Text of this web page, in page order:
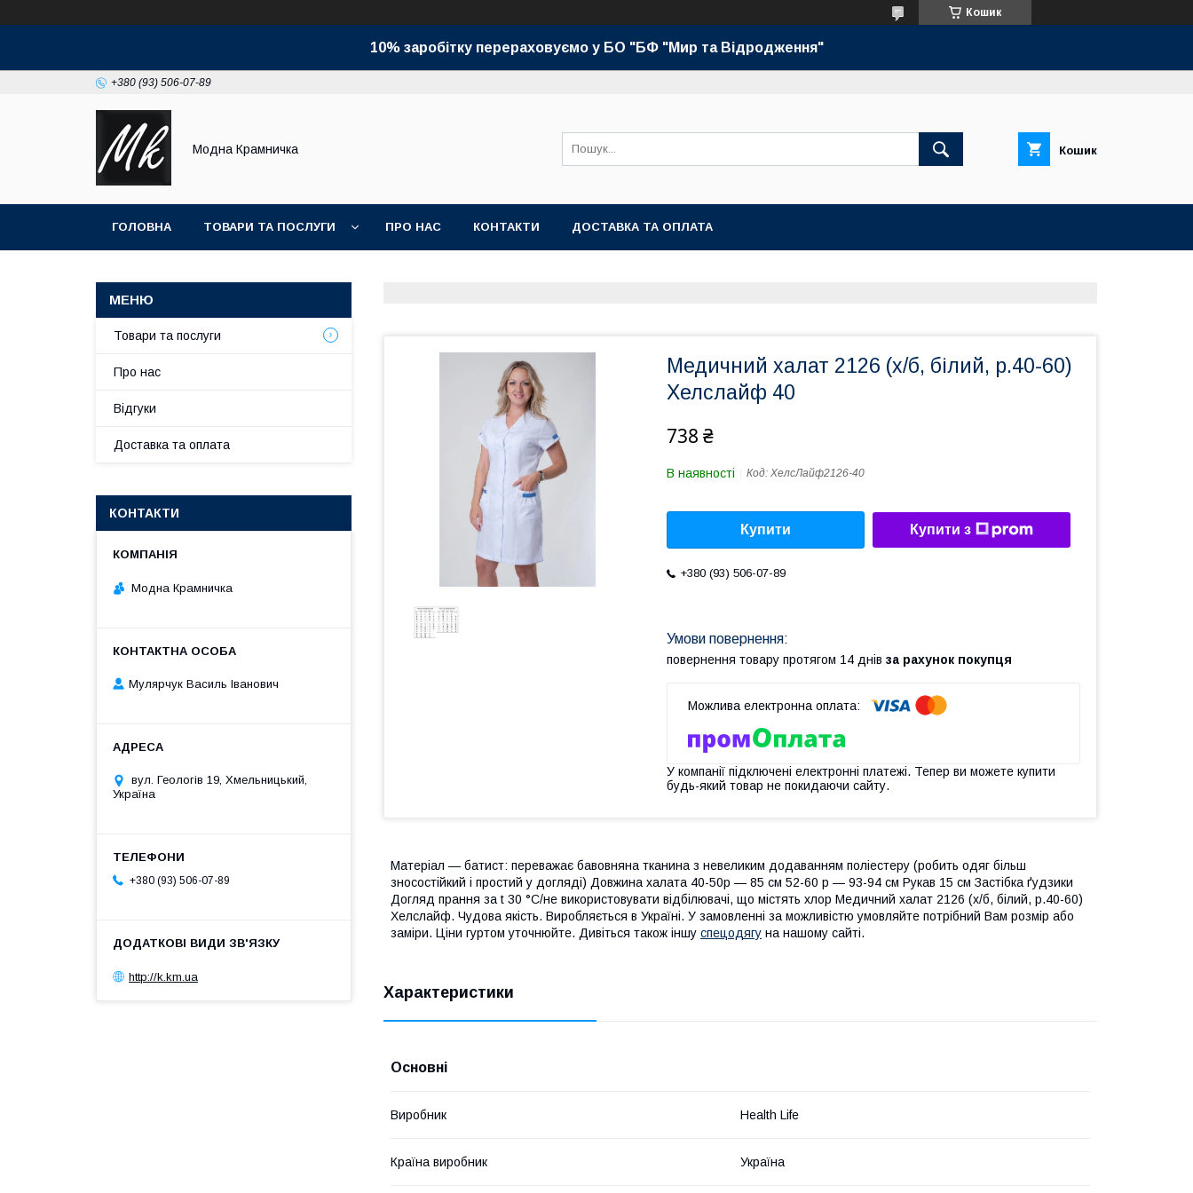
Кошик
10% заробітку перераховуємо у БО "БФ "Мир та Відродження"
+380 (93) 506-07-89
Модна Крамничка Кошик
ГОЛОВНА ТОВАРИ ТА ПОСЛУГИ ПРО НАС КОНТАКТИ ДОСТАВКА ТА ОПЛАТА
Медичний халат 2126 (х/б, білий, р.40-60)
Хелслайф 40
738 ₴
В наявності Код: ХелсЛайф2126-40
Купити Купити з
+380 (93) 506-07-89
повернення товару протягом 14 днів за рахунок покупця
У компанії підключені електронні платежі. Тепер ви можете купити
будь-який товар не покидаючи сайту.
Матеріал — батист: переважає бавовняна тканина з невеликим додаванням поліестеру (робить одяг більш
зносостійкий і простий у догляді) Довжина халата 40-50р — 85 см 52-60 р — 93-94 см Рукав 15 см Застібка ґудзики
Догляд прання за t 30 °C/не використовувати відбілювачі, що містять хлор Медичний халат 2126 (х/б, білий, р.40-60)
Хелслайф. Чудова якість. Виробляється в Україні. У замовленні за можливістю умовляйте потрібний Вам розмір або
заміри. Ціни гуртом уточнюйте. Дивіться також іншу спецодягу на нашому сайті.
Характеристики
Основні
Виробник Health Life
Країна виробник Україна
Товари та послуги
Про нас
Відгуки
Доставка та оплата
КОНТАКТИ
Модна Крамничка
Мулярчук Василь Іванович
вул. Геологів 19, Хмельницький,
Україна
+380 (93) 506-07-89
http://k.km.ua